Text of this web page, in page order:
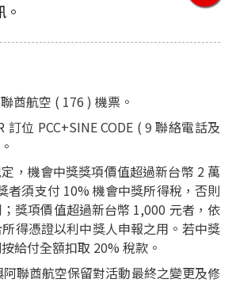
酋航空 ( 176 ) 機票。
訂位 PCC+SINE CODE ( 9 聯絡電話及
，機會中獎獎項價值超過新台幣 2 萬
者須支付 10% 機會中獎所得稅，否則
獎項價值超過新台幣 1,000 元者，依
得憑證以利中獎人申報之用。若中獎
給付全額扣取 20% 稅款。
聯酋航空保留對活動最終之變更及修